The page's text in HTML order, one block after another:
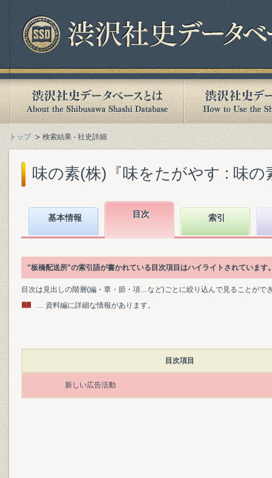
トップ 検索結果 - 社史詳細
味の素(株)『味をたがやす : 味の
基本情報 目次 索引
"板橋配送所"の索引語が書かれている目次項目はハイライトされています
目次は見出しの階層(編・章・節・項…など)ごとに絞り込んで見ることがで
… 資料編に詳細な情報があります。
目次項目
新しい広告活動